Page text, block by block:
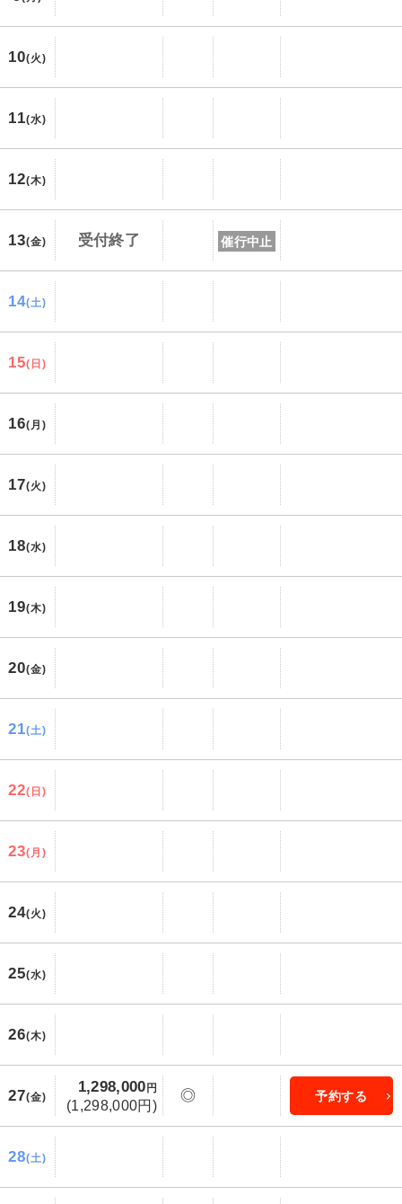
10(火)
11(水)
12(木)
13(金) 受付終了 催行中止
14(土)
15(日)
16(月)
17(火)
18(水)
19(木)
20(金)
21(土)
22(日)
23(月)
24(火)
25(水)
26(木)
27(金)
1,298,000円
(1,298,000円)
◎ 予約する
28(土)